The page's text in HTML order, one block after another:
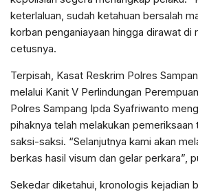
keterlaluan, sudah ketahuan bersalah
korban penganiayaan hingga dirawat di
cetusnya.
Terpisah, Kasat Reskrim Polres
melalui Kanit V Perlindungan
Polres Sampang Ipda Syafriwanto
pihaknya telah melakukan pemeriksaan
saksi-saksi. “Selanjutnya kami akan
berkas hasil visum dan gelar perkara”,
Sekedar diketahui, kronologis kejadian